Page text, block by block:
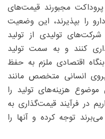
مجبورند قیمت‌های
را بپذیرند، این وضعیت
تولیدی از تولید
کنند و به سمت تولید
اقتصادی ملزم به حفظ
انسانی متخصص مانند
موضوع هزینه‌های تولید را
در فرآیند قیمت‌گذاری به
توجه کرده و آنها را